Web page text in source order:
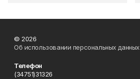
© 2026
Об использовании персональных данных
Телефон
(34751)31326